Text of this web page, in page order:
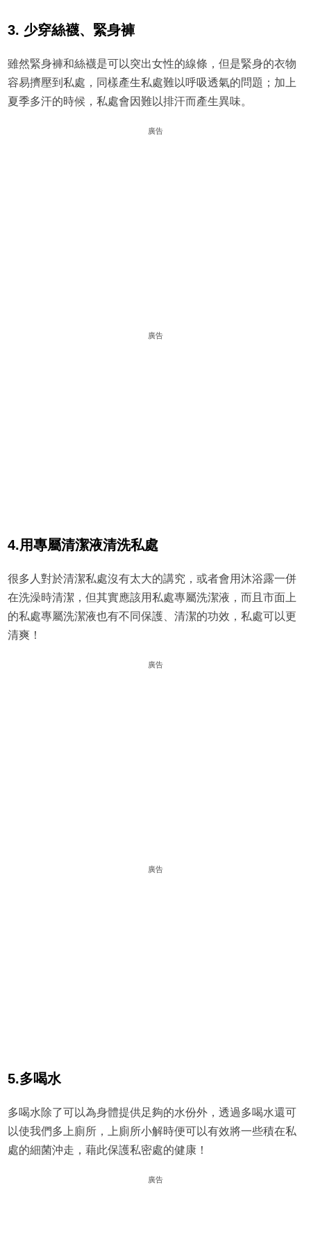
3. 少穿絲襪、緊身褲
雖然緊身褲和絲襪是可以突出女性的線條，但是緊身的衣物
容易擠壓到私處，同樣產生私處難以呼吸透氣的問題；加上
夏季多汗的時候，私處會因難以排汗而產生異味。
廣告
廣告
4.用專屬清潔液清洗私處
很多人對於清潔私處沒有太大的講究，或者會用沐浴露一併
在洗澡時清潔，但其實應該用私處專屬洗潔液，而且市面上
的私處專屬洗潔液也有不同保護、清潔的功效，私處可以更
清爽！
廣告
廣告
5.多喝水
多喝水除了可以為身體提供足夠的水份外，透過多喝水還可
以使我們多上廁所，上廁所小解時便可以有效將一些積在私
處的細菌沖走，藉此保護私密處的健康！
廣告